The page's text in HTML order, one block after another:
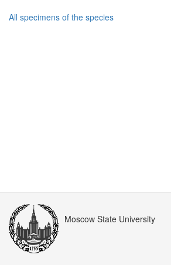
All specimens of the species
Moscow State University